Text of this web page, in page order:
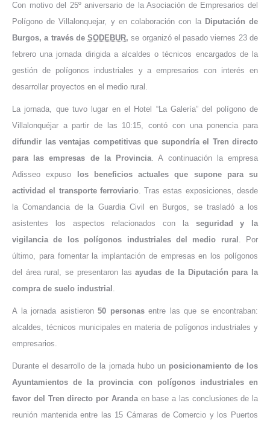
Con motivo del 25º aniversario de la Asociación de Empresarios del
Polígono de Villalonquejar, y en colaboración con la Diputación de
Burgos, a través deSODEBUR,se organizó el pasado viernes 23 de
febrero una jornada dirigida a alcaldes o técnicos encargados de la
gestión de polígonos industriales y a empresarios con interés en
desarrollar proyectos en el medio rural.
La jornada, que tuvo lugar en el Hotel “La Galería” del polígono de
Villalonquéjar a partir de las 10:15, contó con una ponencia para
difundir las ventajas competitivas que supondría el Tren directo
para las empresas de la Provincia. A continuación la empresa
Adisseo expuso
los beneficios actuales que supone para su
actividad el transporte ferroviario. Tras estas exposiciones, desde
la Comandancia de la Guardia Civil en Burgos, se trasladó a los
asistentes los aspectos relacionados con la seguridad y la
vigilancia de los polígonos industriales del medio rural . Por
último, para fomentar la implantación de empresas en los polígonos
del área rural, se presentaron lasayudas de la Diputación para la
compra de suelo industrial .
A la jornada asistieron 50 personasentre las que se encontraban:
alcaldes, técnicos municipales en materia de polígonos industriales y
empresarios.
Durante el desarrollo de la jornada hubo un posicionamiento de los
Ayuntamientos de la provincia con polígonos industriales en
favor del Tren directo por Aranda en base a las conclusiones de la
reunión mantenida entre las 15 Cámaras de Comercio y los Puertos